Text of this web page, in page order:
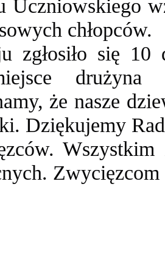
Uczniowskiego
chłopców.
zgłosiło się
że nasze
Dziękujemy
Zwycięzcom